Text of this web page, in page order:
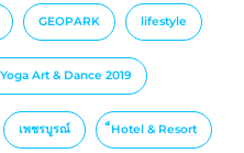
GEOPARK lifestyle
Art & Dance 2019
เพชรบูรณ์ ็Hotel & Resort